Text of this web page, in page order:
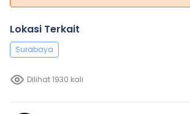
Lokasi Terkait
Surabaya
Dilihat 1930 kali